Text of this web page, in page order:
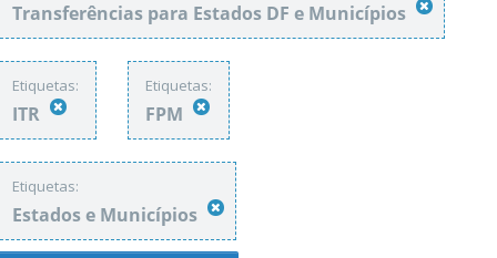
Transferências para Estados DF e Municípios
Etiquetas:
ITR
Etiquetas:
FPM
Etiquetas:
Estados e Municípios